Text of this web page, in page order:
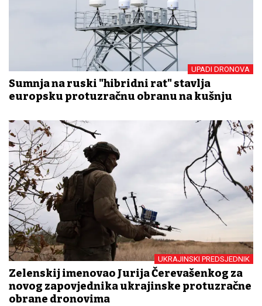
UPADI DRONOVA
Sumnja na ruski "hibridni rat" stavlja
europsku protuzračnu obranu na kušnju
UKRAJINSKI PREDSJEDNIK
Zelenskij imenovao Jurija Čerevašenkog za
novog zapovjednika ukrajinske protuzračne
obrane dronovima